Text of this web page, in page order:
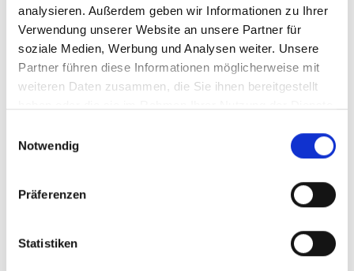
analysieren. Außerdem geben wir Informationen zu Ihrer
Verwendung unserer Website an unsere Partner für
soziale Medien, Werbung und Analysen weiter. Unsere
Partner führen diese Informationen möglicherweise mit
weiteren Daten zusammen, die Sie ihnen bereitgestellt
Notwendig
Präferenzen
Statistiken
Twitch Video Aufrufe kaufen
Video Aufrufe erhöhen die Sichtbarkeit deiner
Inhalte und verbessern deine Performance.
Twitch Clip Views kaufen
MitClip Views
schneller und erreichen mehr Zuschauer.
Twitch Channel Aufrufe kaufen
deinem Profil und erhöhen deine Sichtbarkeit.